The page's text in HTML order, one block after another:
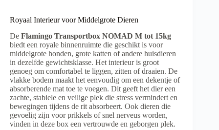
Royaal Interieur voor Middelgrote Dieren
De Flamingo Transportbox NOMAD M tot 15kg
biedt een royale binnenruimte die geschikt is voor
middelgrote honden, grote katten of andere huisdieren
in dezelfde gewichtsklasse. Het interieur is groot
genoeg om comfortabel te liggen, zitten of draaien. De
vlakke bodem maakt het eenvoudig om een dekentje of
absorberende mat toe te voegen. Dit geeft het dier een
zachte, stabiele en veilige plek die stress vermindert en
bewegingen tijdens de rit absorbeert. Ook dieren die
gevoelig zijn voor prikkels of snel nerveus worden,
vinden in deze box een vertrouwde en geborgen plek.